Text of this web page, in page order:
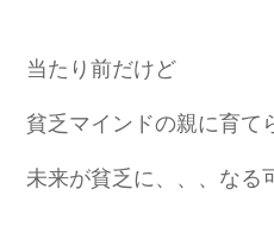
当たり前だけど
貧乏マインドの親に育て
未来が貧乏に、、、なる